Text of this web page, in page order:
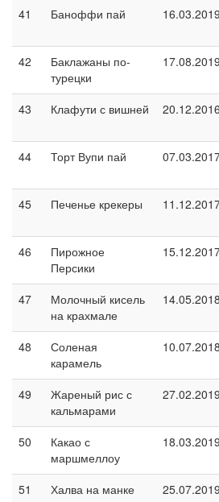
41 Баноффи пай 16.03.2019
42
Баклажаны по-
турецки
17.08.2019
43
Клафути с вишней 20.12.2016
44
Торт Вупи пай
45 Печенье крекеры
46
Пирожное
Персики
47
Молочный кисель
на крахмале
14.05.2018
48
Соленая
карамель
10.07.2018
49
Жареный рис с
кальмарами
27.02.2019
50
Какао с
маршмеллоу
18.03.2019
51 Халва на манке 25.07.2019